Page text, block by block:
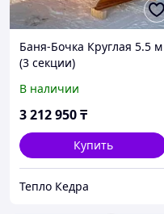
Баня-Бочка Круглая 5.5 м
(3 секции)
В наличии
3 212 950₸
Купить
Тепло Кедра